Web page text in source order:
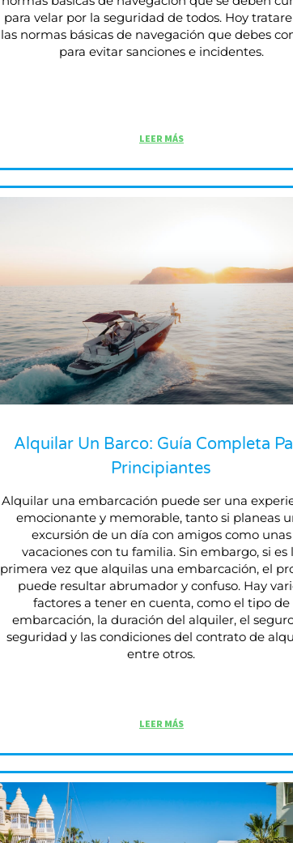
para velar por la seguridad de todos. Hoy
las normas básicas de navegación que debes
para evitar sanciones e incidentes.
LEER MÁS
Alquilar Un Barco: Guía Completa
Principiantes
Alquilar una embarcación puede ser una
emocionante y memorable, tanto si planeas
excursión de un día con amigos como unas
vacaciones con tu familia. Sin embargo, si es
primera vez que alquilas una embarcación, el
puede resultar abrumador y confuso. Hay
factores a tener en cuenta, como el tipo de
embarcación, la duración del alquiler, el
seguridad y las condiciones del contrato de
entre otros.
LEER MÁS